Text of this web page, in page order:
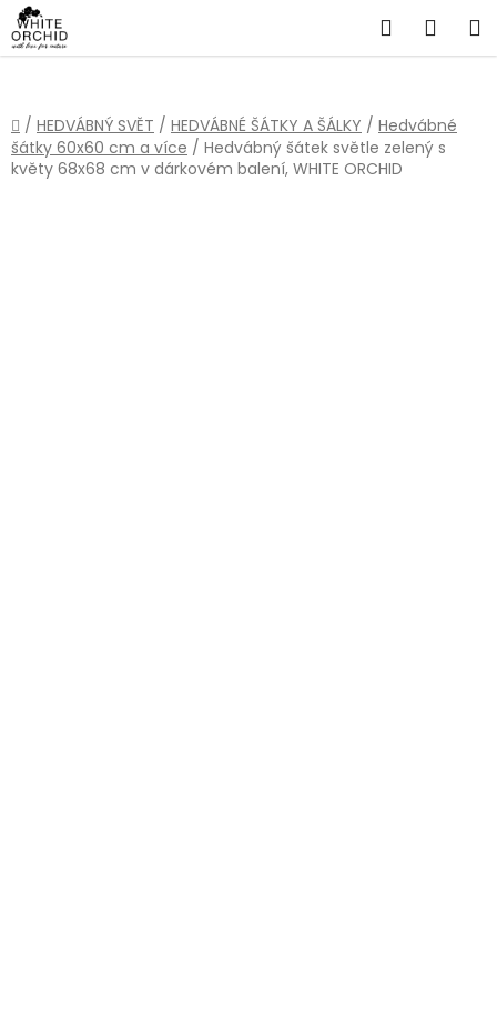
Přejít
na
obsah
Hledat
Domů
/ HEDVÁBNÝ SVĚT / HEDVÁBNÉ ŠÁTKY A ŠÁLKY / Hedvábné
šátky 60x60 cm a více / Hedvábný šátek světle zelený s
květy 68x68 cm v dárkovém balení, WHITE ORCHID